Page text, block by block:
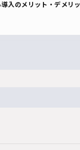
入のメリット・デメリ